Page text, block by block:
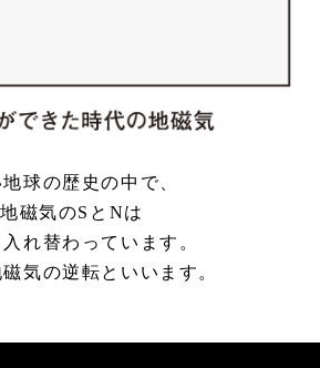
球の歴史の中で、
地磁気のSとNは
れ替わっています。
気の逆転といいます。